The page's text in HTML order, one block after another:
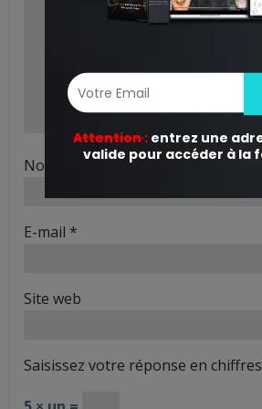
Nom
E-mail *
Site web
Saisissez votre réponse en chiffres